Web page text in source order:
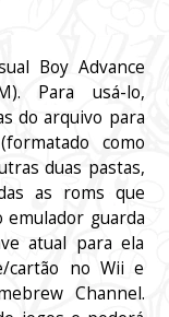
Boy Advance
Para usá-lo,
do arquivo para
como
duas pastas,
as roms que
emulador guarda
atual para ela
cartão no Wii e
Channel.